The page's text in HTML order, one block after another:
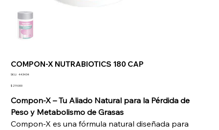
COMPON-X NUTRABIOTICS 180 CAP
SKU: SKU
443434
Precio
$ 219.000
Compon-X – Tu Aliado Natural para la Pérdida de
Peso y Metabolismo de Grasas
Compon-X es una fórmula natural diseñada para